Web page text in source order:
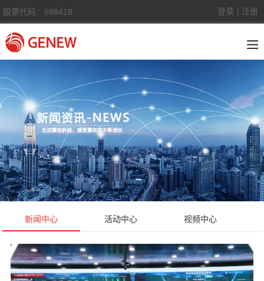
股票代码：688418 登录 注册
新闻中心 活动中心 视频中心